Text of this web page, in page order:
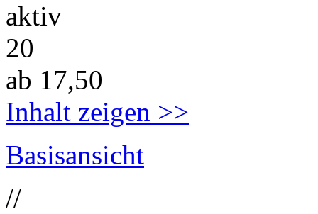
aktiv
20
ab 17,50
Inhalt zeigen >>
Basisansicht
//